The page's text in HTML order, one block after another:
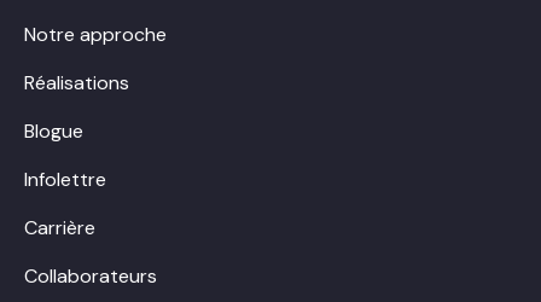
Notre approche
Réalisations
Blogue
Infolettre
Carrière
Collaborateurs